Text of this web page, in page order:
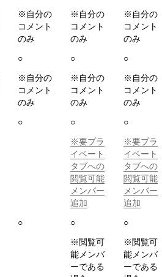
※自分の
コメント
のみ
※自分の
コメント
のみ
※自分の
コメント
のみ
○
※自分の
コメント
のみ
○
※自分の
コメント
のみ
○
※自分の
コメント
のみ
○
○
※要プラ
イベート
タブへの
閲覧可能
メンバー
追加
○
※要プラ
イベート
タブへの
閲覧可能
メンバー
追加
○
○
※閲覧可
能メンバ
ーである
○
※閲覧可
能メンバ
ーである